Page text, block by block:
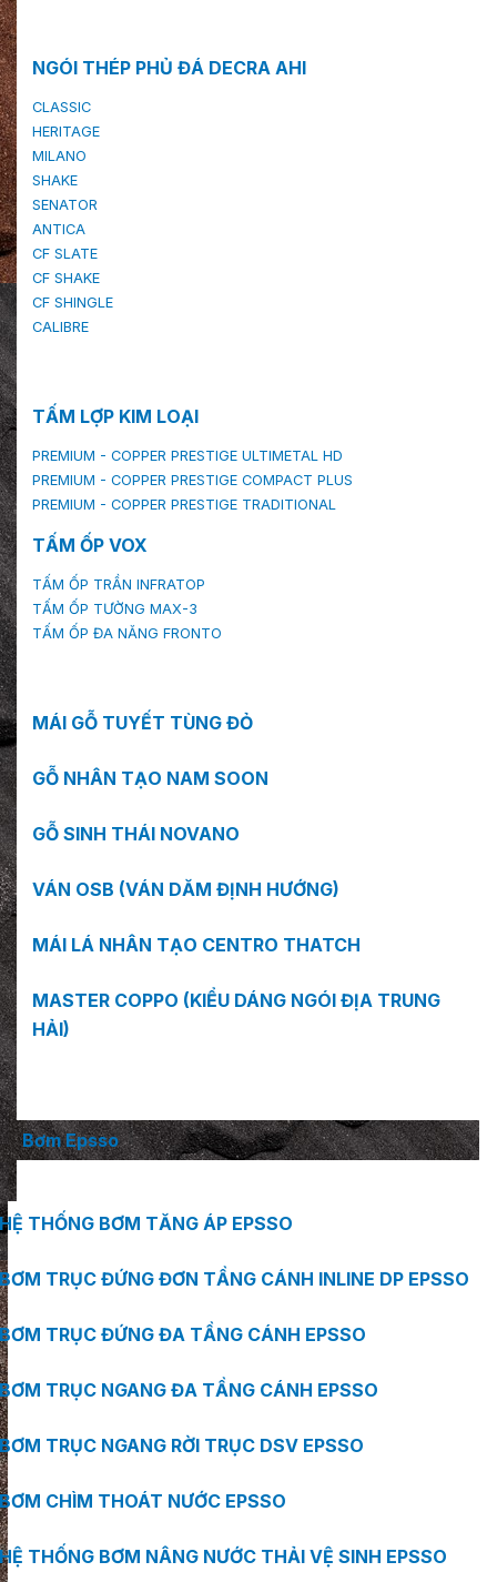
NGÓI THÉP PHỦ ĐÁ DECRA AHI
CLASSIC
HERITAGE
MILANO
SHAKE
SENATOR
ANTICA
CF SLATE
CF SHAKE
CF SHINGLE
CALIBRE
TẤM LỢP KIM LOẠI
PREMIUM - COPPER PRESTIGE ULTIMETAL HD
PREMIUM - COPPER PRESTIGE COMPACT PLUS
PREMIUM - COPPER PRESTIGE TRADITIONAL
TẤM ỐP VOX
TẤM ỐP TRẦN INFRATOP
TẤM ỐP TƯỜNG MAX-3
TẤM ỐP ĐA NĂNG FRONTO
MÁI GỖ TUYẾT TÙNG ĐỎ
GỖ NHÂN TẠO NAM SOON
GỖ SINH THÁI NOVANO
VÁN OSB (VÁN DĂM ĐỊNH HƯỚNG)
MÁI LÁ NHÂN TẠO CENTRO THATCH
MASTER COPPO (KIỂU DÁNG NGÓI ĐỊA TRUNG
HẢI)
Bơm Epsso
HỆ THỐNG BƠM TĂNG ÁP EPSSO
BƠM TRỤC ĐỨNG ĐƠN TẦNG CÁNH INLINE DP EPSSO
BƠM TRỤC ĐỨNG ĐA TẦNG CÁNH EPSSO
BƠM TRỤC NGANG ĐA TẦNG CÁNH EPSSO
BƠM TRỤC NGANG RỜI TRỤC DSV EPSSO
BƠM CHÌM THOÁT NƯỚC EPSSO
HỆ THỐNG BƠM NÂNG NƯỚC THẢI VỆ SINH EPSSO